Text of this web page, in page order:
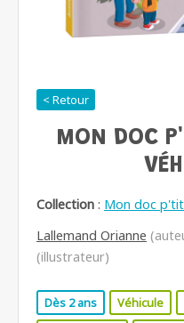
< Retour
MON DOC
Collection : Mon doc
Lallemand Orianne
(illustrateur)
Dès 2 ans Véhicule